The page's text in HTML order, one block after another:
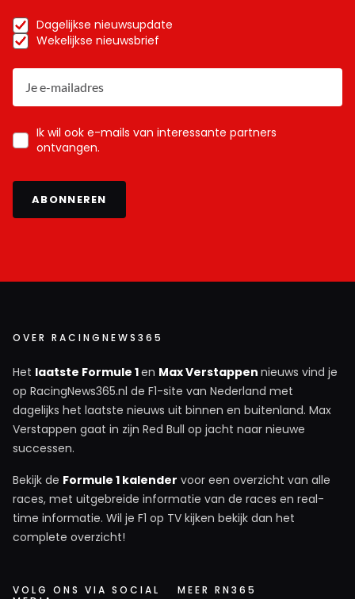
Dagelijkse nieuwsupdate
Wekelijkse nieuwsbrief
Ik wil ook e-mails van interessante partners
ontvangen.
ABONNEREN
OVER RACINGNEWS365
Het laatste Formule 1en Max Verstappen nieuws vind je
op RacingNews365.nl de F1-site van Nederland met
dagelijks het laatste nieuws uit binnen en buitenland. Max
Verstappen gaat in zijn Red Bull op jacht naar nieuwe
successen.
Bekijk de Formule 1 kalender voor een overzicht van alle
races, met uitgebreide informatie van de races en real-
time informatie. Wil je F1 op TV kijken bekijk dan het
complete overzicht!
VOLG ONS VIA SOCIAL
MEER RN365